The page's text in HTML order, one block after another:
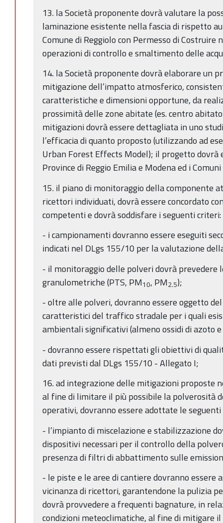
13. la Società proponente dovrà valutare la
laminazione esistente nella fascia di rispetto
Comune di Reggiolo con Permesso di
operazioni di controllo e smaltimento delle
14. la Società proponente dovrà elaborare un
mitigazione dell’impatto atmosferico,
caratteristiche e dimensioni opportune, da
prossimità delle zone abitate (es. centro
mitigazioni dovrà essere dettagliata in uno
l’efficacia di quanto proposto (utilizzando ad
Urban Forest Effects Model); il progetto dovrà
Province di Reggio Emilia e Modena ed i
15. il piano di monitoraggio della componente
ricettori individuati, dovrà essere concordato
competenti e dovrà soddisfare i seguenti criteri:
- i campionamenti dovranno essere eseguiti
indicati nel DLgs 155/10 per la valutazione
- il monitoraggio delle polveri dovrà prevedere
granulometriche (PTS, PM10, PM2.5);
- oltre alle polveri, dovranno essere oggetto
caratteristici del traffico stradale per i quali
ambientali significativi (almeno ossidi di azoto
- dovranno essere rispettati gli obiettivi di
dati previsti dal DLgs 155/10 - Allegato I;
16. ad integrazione delle mitigazioni proposte
al fine di limitare il più possibile la polverosità
operativi, dovranno essere adottate le
- l’impianto di miscelazione e stabilizzazione
dispositivi necessari per il controllo della
presenza di filtri di abbattimento sulle
- le piste e le aree di cantiere dovranno
vicinanza di ricettori, garantendone la pulizia
dovrà provvedere a frequenti bagnature, in
condizioni meteoclimatiche, al fine di mitigare